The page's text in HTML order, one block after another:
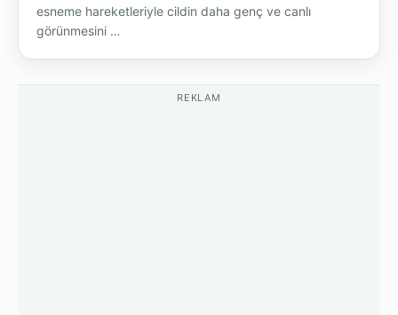
esneme hareketleriyle cildin daha genç ve canlı
görünmesini …
REKLAM